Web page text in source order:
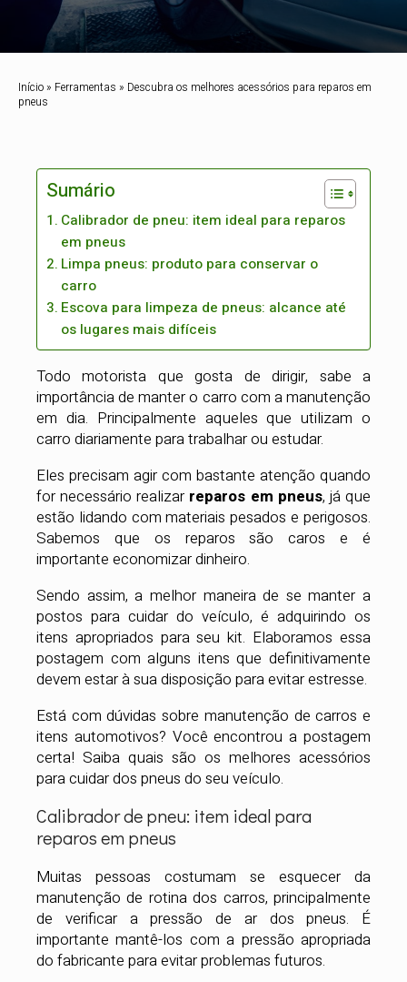
Início» Ferramentas » Descubra os melhores acessórios para reparos em
pneus
Sumário
Calibrador de pneu: item ideal para reparos
em pneus
Limpa pneus: produto para conservar o
carro
Escova para limpeza de pneus: alcance até
os lugares mais difíceis
Todo motorista que gosta de dirigir, sabe a
importância de manter o carro com a manutenção
em dia. Principalmente aqueles que utilizam o
carro diariamente para trabalhar ou estudar.
Eles precisam agir com bastante atenção quando
for necessário realizar reparos em pneus, já que
estão lidando com materiais pesados e perigosos.
Sabemos que os reparos são caros e é
importante economizar dinheiro.
Sendo assim, a melhor maneira de se manter a
postos para cuidar do veículo, é adquirindo os
itens apropriados para seu kit. Elaboramos essa
postagem com alguns itens que definitivamente
devem estar à sua disposição para evitar estresse.
Está com dúvidas sobre manutenção de carros e
itens automotivos? Você encontrou a postagem
certa! Saiba quais são os melhores acessórios
para cuidar dos pneus do seu veículo.
Calibrador de pneu: item ideal para
reparos em pneus
Muitas pessoas costumam se esquecer da
manutenção de rotina dos carros, principalmente
de verificar a pressão de ar dos pneus. É
importante mantê-los com a pressão apropriada
do fabricante para evitar problemas futuros.